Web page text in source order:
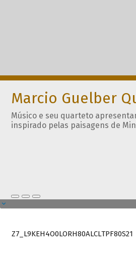
Marcio Guelber
Músico e seu quarteto
inspirado pelas paisagens de
Z7_L9KEH4O0LORH80ALCLTPF80S21